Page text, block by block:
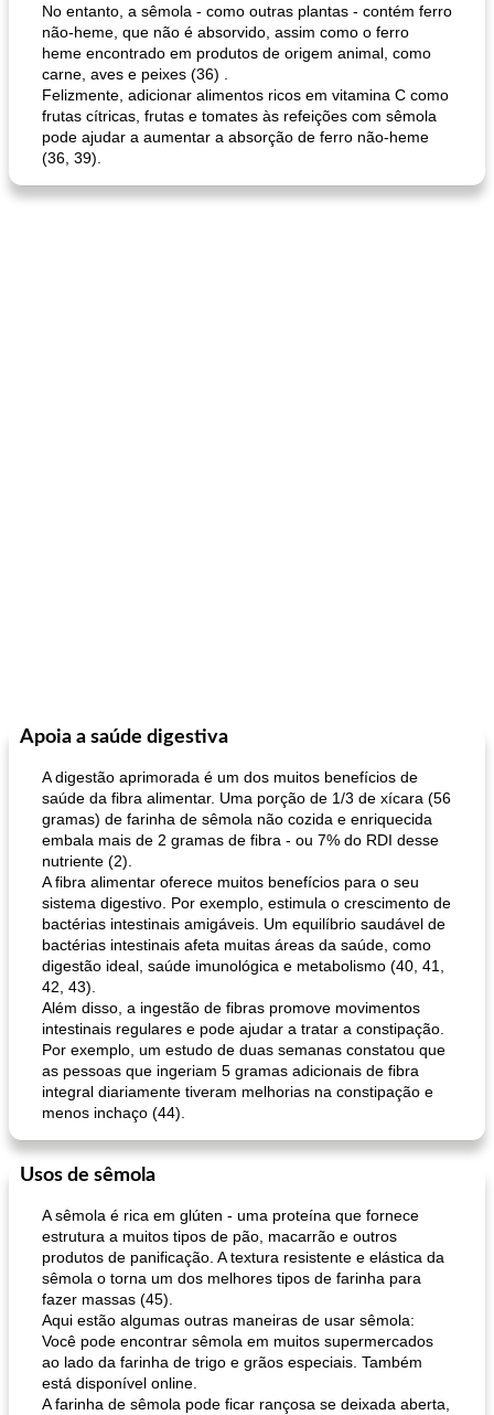
No entanto, a sêmola - como outras plantas - contém ferro
não-heme, que não é absorvido, assim como o ferro
heme encontrado em produtos de origem animal, como
carne, aves e peixes (36) .
Felizmente, adicionar alimentos ricos em vitamina C como
frutas cítricas, frutas e tomates às refeições com sêmola
pode ajudar a aumentar a absorção de ferro não-heme
(36, 39).
Apoia a saúde digestiva
A digestão aprimorada é um dos muitos benefícios de
saúde da fibra alimentar. Uma porção de 1/3 de xícara (56
gramas) de farinha de sêmola não cozida e enriquecida
embala mais de 2 gramas de fibra - ou 7% do RDI desse
nutriente (2).
A fibra alimentar oferece muitos benefícios para o seu
sistema digestivo. Por exemplo, estimula o crescimento de
bactérias intestinais amigáveis. Um equilíbrio saudável de
bactérias intestinais afeta muitas áreas da saúde, como
digestão ideal, saúde imunológica e metabolismo (40, 41,
42, 43).
Além disso, a ingestão de fibras promove movimentos
intestinais regulares e pode ajudar a tratar a constipação.
Por exemplo, um estudo de duas semanas constatou que
as pessoas que ingeriam 5 gramas adicionais de fibra
integral diariamente tiveram melhorias na constipação e
menos inchaço (44).
Usos de sêmola
A sêmola é rica em glúten - uma proteína que fornece
estrutura a muitos tipos de pão, macarrão e outros
produtos de panificação. A textura resistente e elástica da
sêmola o torna um dos melhores tipos de farinha para
fazer massas (45).
Aqui estão algumas outras maneiras de usar sêmola:
Você pode encontrar sêmola em muitos supermercados
ao lado da farinha de trigo e grãos especiais. Também
está disponível online.
A farinha de sêmola pode ficar rançosa se deixada aberta,